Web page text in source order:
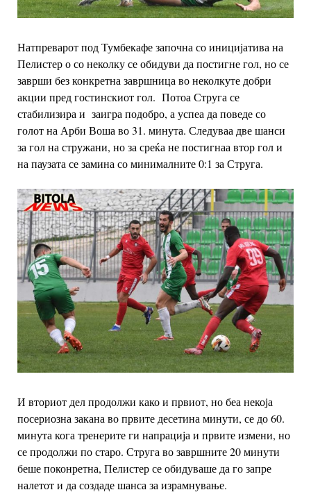
Натпреварот под Тумбекафе започна со иницијатива на
Пелистер о со неколку се обидуви да постигне гол, но се
заврши без конкретна завршница во неколкуте добри
акции пред гостинскиот гол. Потоа Струга се
стабилизира и заигра подобро, а успеа да поведе со
голот на Арби Воша во 31. минута. Следуваа две шанси
за гол на стружани, но за среќа не постигнаа втор гол и
на паузата се замина со минималните 0:1 за Струга.
И вториот дел продолжи како и првиот, но беа некоја
посериозна закана во првите десетина минути, се до 60.
минута кога тренерите ги напрација и првите измени, но
се продолжи по старо. Струга во завршните 20 минути
беше поконретна, Пелистер се обидуваше да го запре
налетот и да создаде шанса за израмнување.